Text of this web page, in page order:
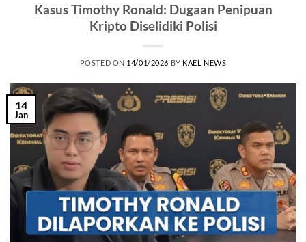
Kasus Timothy Ronald: Dugaan Penipuan
Kripto Diselidiki Polisi
POSTED ON 14/01/2026 BY KAEL NEWS
14
Jan